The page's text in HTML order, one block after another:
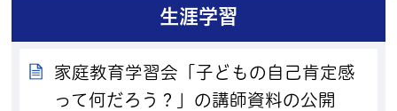
生涯学習
家庭教育学習会「子どもの自己肯定感
って何だろう？」の講師資料の公開